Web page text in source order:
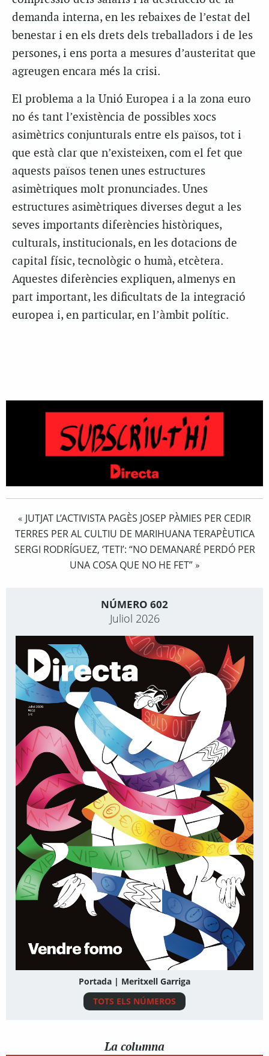
demanda interna, en les rebaixes de l’estat del
benestar i en els drets dels treballadors i de les
persones, i ens porta a mesures d’austeritat que
agreugen encara més la crisi.
El problema a la Unió Europea i a la zona euro
no és tant l’existència de possibles xocs
asimètrics conjunturals entre els països, tot i
que està clar que n’existeixen, com el fet que
aquests països tenen unes estructures
asimètriques molt pronunciades. Unes
estructures asimètriques diverses degut a les
seves importants diferències històriques,
culturals, institucionals, en les dotacions de
capital físic, tecnològic o humà, etcètera.
Aquestes diferències expliquen, almenys en
part important, les dificultats de la integració
europea i, en particular, en l’àmbit polític.
« JUTJAT L’ACTIVISTA PAGÈS JOSEP PÀMIES PER CEDIR
TERRES PER AL CULTIU DE MARIHUANA TERAPÈUTICA
SERGI RODRÍGUEZ, ‘TETI’: “NO DEMANARÉ PERDÓ PER
UNA COSA QUE NO HE FET”»
NÚMERO 602
Juliol 2026
Portada | Meritxell Garriga
TOTS ELS NÚMEROS
La columna